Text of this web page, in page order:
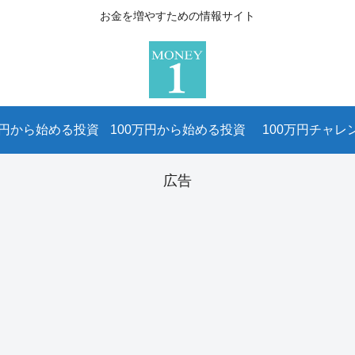
お金を増やすための情報サイト
から始める投資 100万円から始める投資 100万円チャレ
広告